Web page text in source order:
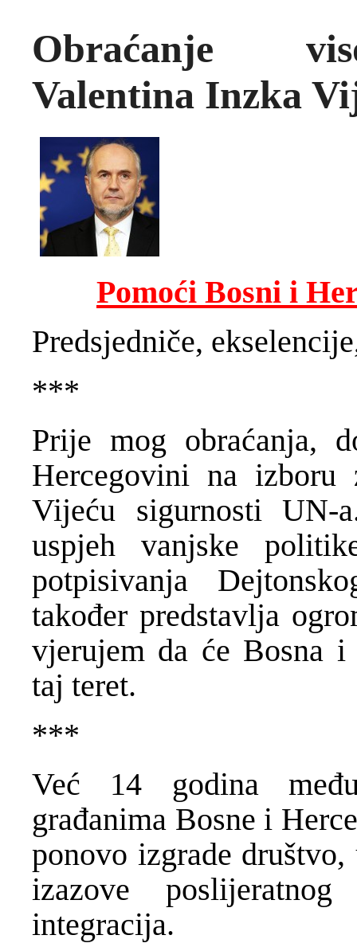
Obraćanje
Valentina Inzka
Pomoći Bosni i
Predsjedniče,
***
Prije mog obraćanja,
Hercegovini na izboru
Vijeću sigurnosti
uspjeh vanjske
potpisivanja
također predstavlja
vjerujem da će Bosna i
taj teret.
***
Već 14 godina
građanima Bosne i
ponovo izgrade
izazove
integracija.